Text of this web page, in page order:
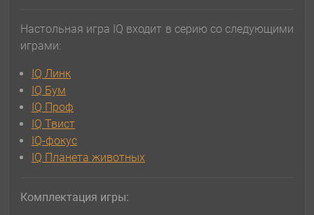
Настольная игра IQ входит в серию со следующими
играми:
IQ Линк
IQ Бум
IQ Проф
IQ Твист
IQ-фокус
IQ Планета животных
Комплектация игры: